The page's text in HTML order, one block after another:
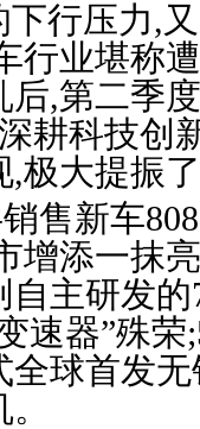
下行压力,
行业堪称
后,第二季
耕科技创
极大提振
售新车
增添一抹
自主研发
速器”殊
全球首发